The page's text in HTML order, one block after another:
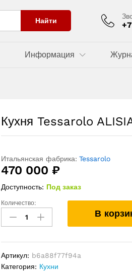
Найти
Информация
Кухня Tessarolo
Итальянская фабрика: Tessarolo
470 000 ₽
Доступность: Под заказ
Кухня
Tessarolo
ALISIA
Количество:
В
Артикул: b6a88f77f94a
Категория: Кухни